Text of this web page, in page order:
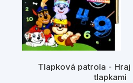
Tlapková patrola - Hraj
tlapkami